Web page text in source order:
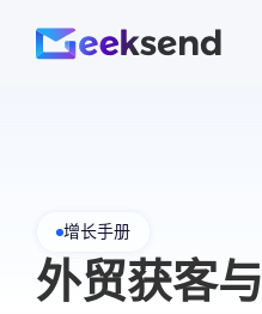
增长手册
外贸获客与